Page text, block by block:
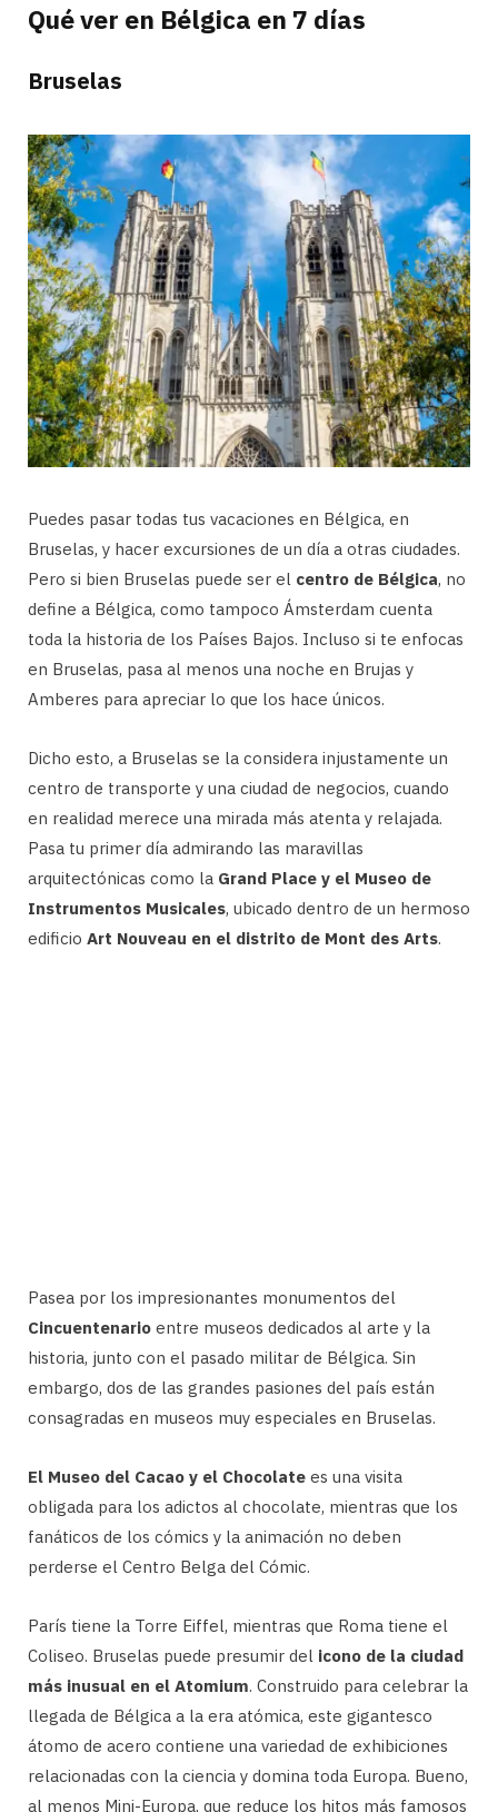
Qué ver en Bélgica en 7 días
Bruselas
Puedes pasar todas tus vacaciones en Bélgica, en
Bruselas, y hacer excursiones de un día a otras ciudades.
Pero si bien Bruselas puede ser el centro de Bélgica, no
define a Bélgica, como tampoco Ámsterdam cuenta
toda la historia de los Países Bajos. Incluso si te enfocas
en Bruselas, pasa al menos una noche en Brujas y
Amberes para apreciar lo que los hace únicos.
Dicho esto, a Bruselas se la considera injustamente un
centro de transporte y una ciudad de negocios, cuando
en realidad merece una mirada más atenta y relajada.
Pasa tu primer día admirando las maravillas
arquitectónicas como la Grand Place y el Museo de
Instrumentos Musicales, ubicado dentro de un hermoso
edificio Art Nouveau en el distrito de Mont des Arts.
Pasea por los impresionantes monumentos del
Cincuentenario entre museos dedicados al arte y la
historia, junto con el pasado militar de Bélgica. Sin
embargo, dos de las grandes pasiones del país están
consagradas en museos muy especiales en Bruselas.
El Museo del Cacao y el Chocolate es una visita
obligada para los adictos al chocolate, mientras que los
fanáticos de los cómics y la animación no deben
perderse el Centro Belga del Cómic.
París tiene la Torre Eiffel, mientras que Roma tiene el
Coliseo. Bruselas puede presumir del icono de la ciudad
más inusual en el Atomium. Construido para celebrar la
llegada de Bélgica a la era atómica, este gigantesco
átomo de acero contiene una variedad de exhibiciones
relacionadas con la ciencia y domina toda Europa. Bueno,
al menos Mini-Europa, que reduce los hitos más famosos